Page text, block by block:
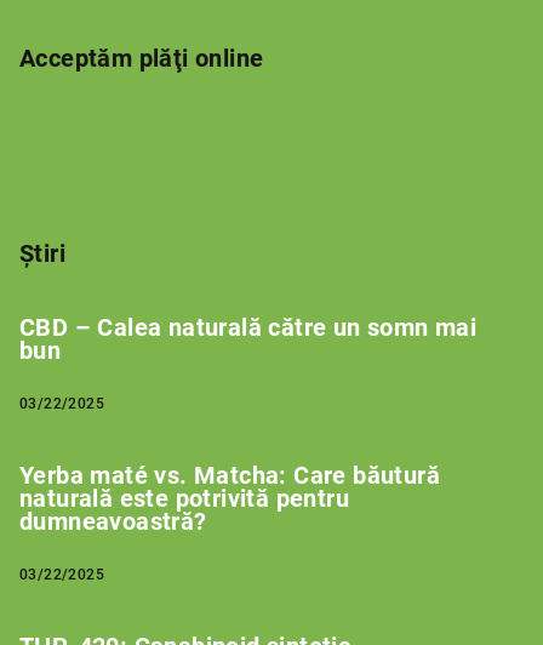
Acceptăm plăţi online
Știri
CBD – Calea naturală către un somn mai
bun
03/22/2025
Yerba maté vs. Matcha: Care băutură
naturală este potrivită pentru
dumneavoastră?
03/22/2025